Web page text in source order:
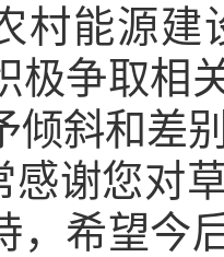
村能源建
极争取相
倾斜和差
感谢您对
，希望今